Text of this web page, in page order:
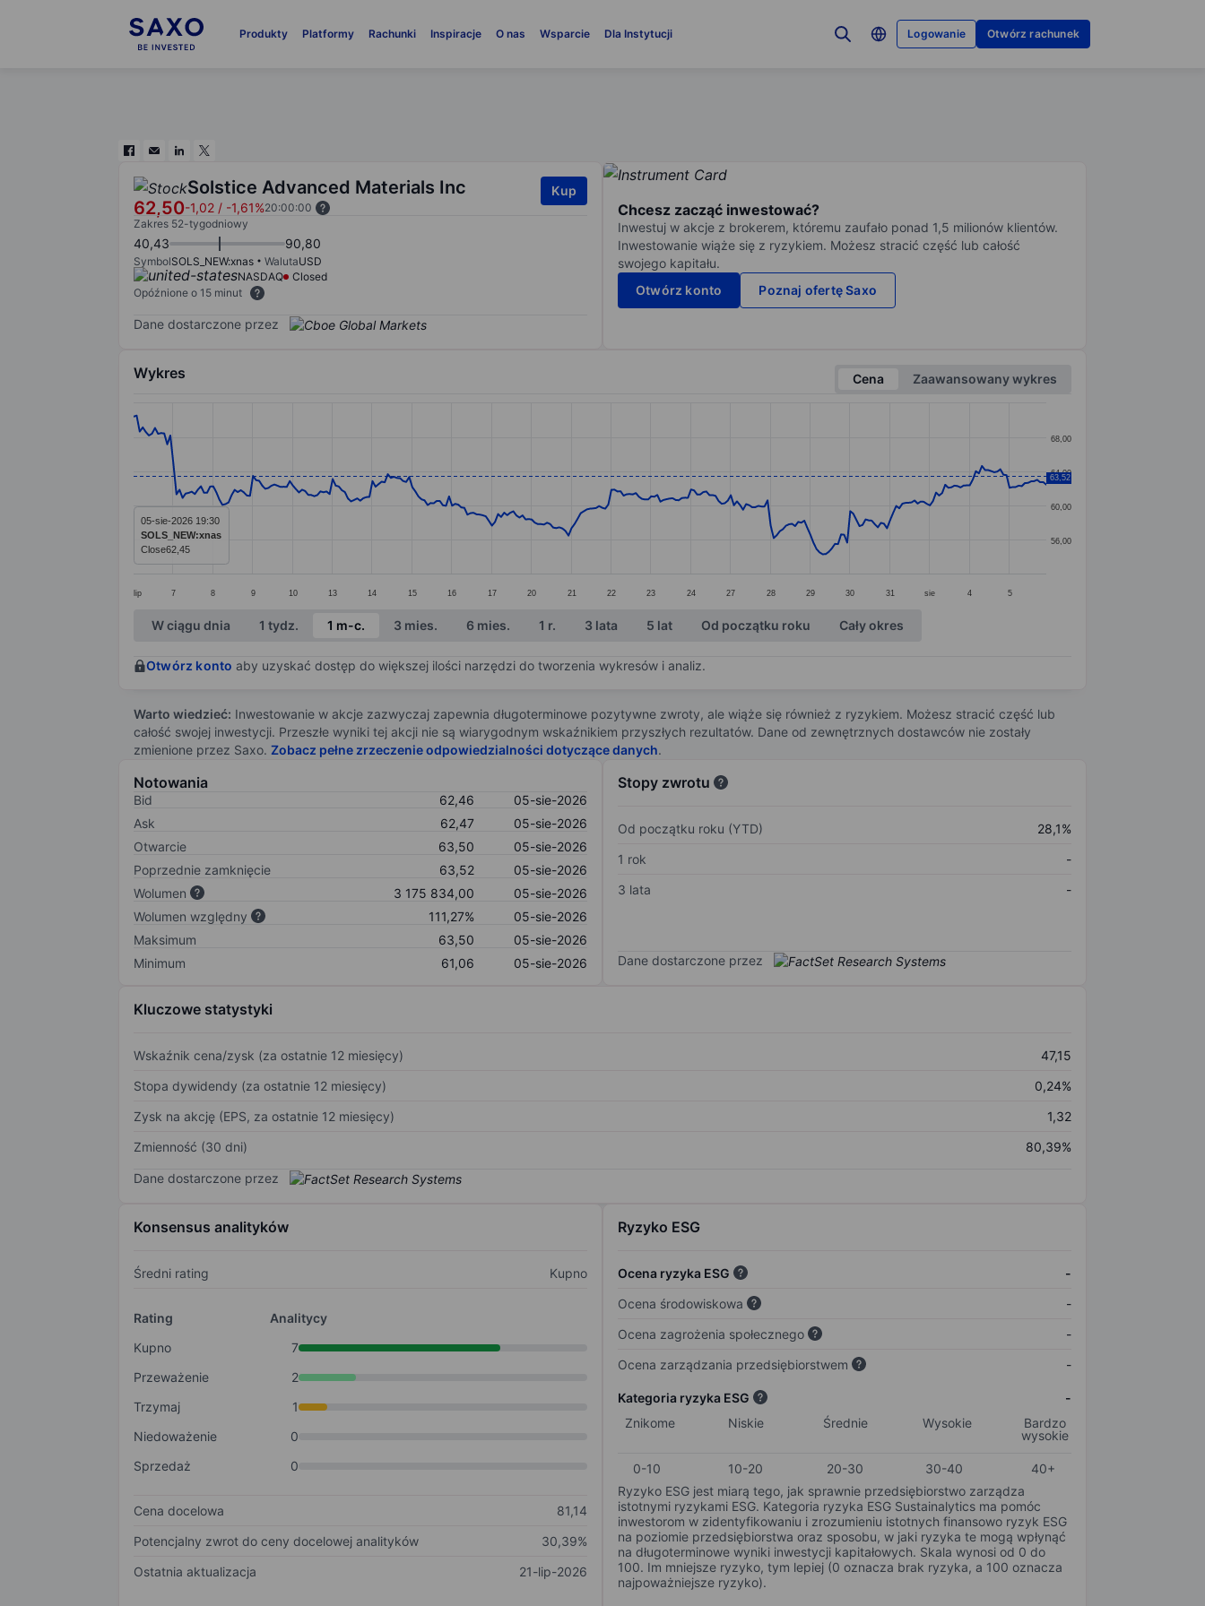
Produkty Platformy Rachunki Inspiracje O nas Wsparcie Dla Instytucji Logowanie Otwórz rachunek
Solstice Advanced Materials Inc
62,50-1,02 / -1,61%20:00:00
Kup
Zakres 52-tygodniowy
40,43 90,80
SymbolSOLS_NEW:xnas WalutaUSD
NASDAQ
Closed
Opóźnione o 15 minut
Dane dostarczone przez
Chcesz zacząć inwestować?
Inwestuj w akcje z brokerem, któremu zaufało ponad 1,5 milionów klientów.
Inwestowanie wiąże się z ryzykiem. Możesz stracić część lub całość
swojego kapitału.
Otwórz konto
Poznaj ofertę Saxo
Wykres Cena
Zaawansowany wykres
Line chart with 299 data points.
The chart has 1 X axis displaying categories.
The chart has 1 Y axis displaying values. Data ranges from 54.27 to 70.56.
lip 7 8 9 10 13 14 15 16 17 20 21 22 23 24 27 28 29 30 31 sie 4 5
56,00
60,00
64,00
68,00
63,52
05-sie-2026 19:30
SOLS_NEW:xnas
Close62,45
End of interactive chart.
W ciągu dnia 1 tydz. 1 m-c. 3 mies. 6 mies. 1 r. 3 lata 5 lat Od początku roku Cały okres
Otwórz konto aby uzyskać dostęp do większej ilości narzędzi do tworzenia wykresów i analiz.
Warto wiedzieć: Inwestowanie w akcje zazwyczaj zapewnia długoterminowe pozytywne zwroty, ale wiąże się również z ryzykiem. Możesz stracić część lub
całość swojej inwestycji. Przeszłe wyniki tej akcji nie są wiarygodnym wskaźnikiem przyszłych rezultatów. Dane od zewnętrznych dostawców nie zostały
zmienione przez Saxo. Zobacz pełne zrzeczenie odpowiedzialności dotyczące danych.
Notowania
Bid 62,46
05-sie-2026
Ask
62,47
05-sie-2026
Otwarcie
63,50
05-sie-2026
Poprzednie zamknięcie
63,52
05-sie-2026
Wolumen
3 175 834,00
05-sie-2026
Wolumen względny
111,27%
05-sie-2026
Maksimum
63,50
05-sie-2026
Minimum
61,06 05-sie-2026
Stopy zwrotu
Od początku roku (YTD)
28,1%
1 rok
-
3 lata
-
Dane dostarczone przez
Kluczowe statystyki
Wskaźnik cena/zysk (za ostatnie 12 miesięcy)
47,15
Stopa dywidendy (za ostatnie 12 miesięcy)
0,24%
Zysk na akcję (EPS, za ostatnie 12 miesięcy)
1,32
Zmienność (30 dni)
80,39%
Dane dostarczone przez
Konsensus analityków
Średni rating Kupno
Rating
Analitycy
Kupno
7
Przeważenie
2
Trzymaj
1
Niedoważenie
0
Sprzedaż
0
Cena docelowa
81,14
Potencjalny zwrot do ceny docelowej analityków
30,39%
Ostatnia aktualizacja
21-lip-2026
Ryzyko ESG
Ocena ryzyka ESG
-
Ocena środowiskowa
-
Ocena zagrożenia społecznego
-
Ocena zarządzania przedsiębiorstwem
-
Kategoria ryzyka ESG
-
Znikome
Niskie Średnie Wysokie
Bardzo
wysokie
0-10 10-20 20-30 30-40
40+
Ryzyko ESG jest miarą tego, jak sprawnie przedsiębiorstwo zarządza
istotnymi ryzykami ESG. Kategoria ryzyka ESG Sustainalytics ma pomóc
inwestorom w zidentyfikowaniu i zrozumieniu istotnych finansowo ryzyk ESG
na poziomie przedsiębiorstwa oraz sposobu, w jaki ryzyka te mogą wpłynąć
na długoterminowe wyniki inwestycji kapitałowych. Skala wynosi od 0 do
100. Im mniejsze ryzyko, tym lepiej (0 oznacza brak ryzyka, a 100 oznacza
najpoważniejsze ryzyko).